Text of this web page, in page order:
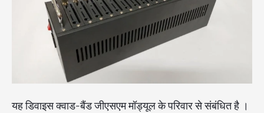
यह डिवाइस क्वाड-बैंड जीएसएम मॉड्यूल के परिवार से संबंधित है ।